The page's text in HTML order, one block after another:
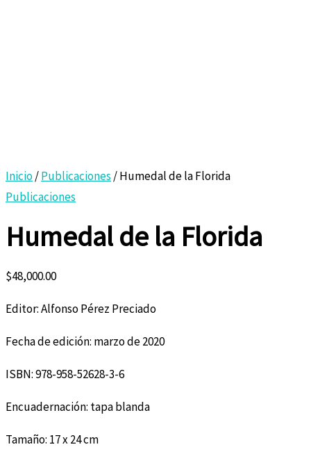
Inicio/Publicaciones/ Humedal de la Florida
Publicaciones
Humedal de la Florida
$48,000.00
Editor: Alfonso Pérez Preciado
Fecha de edición: marzo de 2020
ISBN: 978-958-52628-3-6
Encuadernación: tapa blanda
Tamaño: 17 x 24 cm